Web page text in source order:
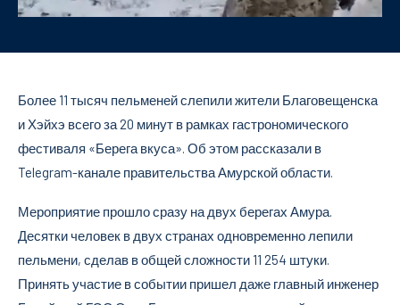
Более 11 тысяч пельменей слепили жители Благовещенска
и Хэйхэ всего за 20 минут в рамках гастрономического
фестиваля «Берега вкуса». Об этом рассказали в
Telegram-канале правительства Амурской области.
Мероприятие прошло сразу на двух берегах Амура.
Десятки человек в двух странах одновременно лепили
пельмени, сделав в общей сложности 11 254 штуки.
Принять участие в событии пришел даже главный инженер